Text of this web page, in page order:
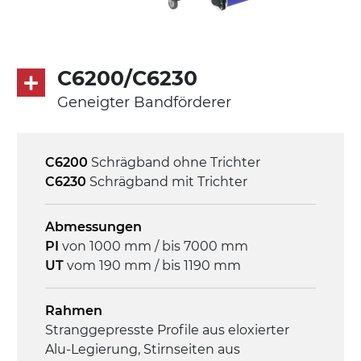
4,8 m/Minute
Steuerung
C6200/C6230
Geneigter Bandförderer
C6200 Schrägband ohne Trichter
C6230 Schrägband mit Trichter
Abmessungen
PI von 1000 mm / bis 7000 mm
UT vom 190 mm / bis 1190 mm
Rahmen
Stranggepresste Profile aus eloxierter
Alu-Legierung, Stirnseiten aus